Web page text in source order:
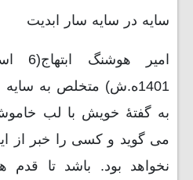
سایه در سایه سار ابدیت
1401ه.ش) متخلص به
به گفتۀ خویش با لب
می گوید و کسی را خبر از
نخواهد بود. باشد تا قدم